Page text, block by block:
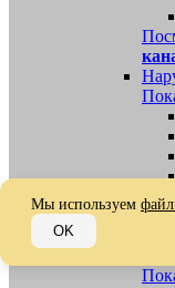
Мы используем
OK